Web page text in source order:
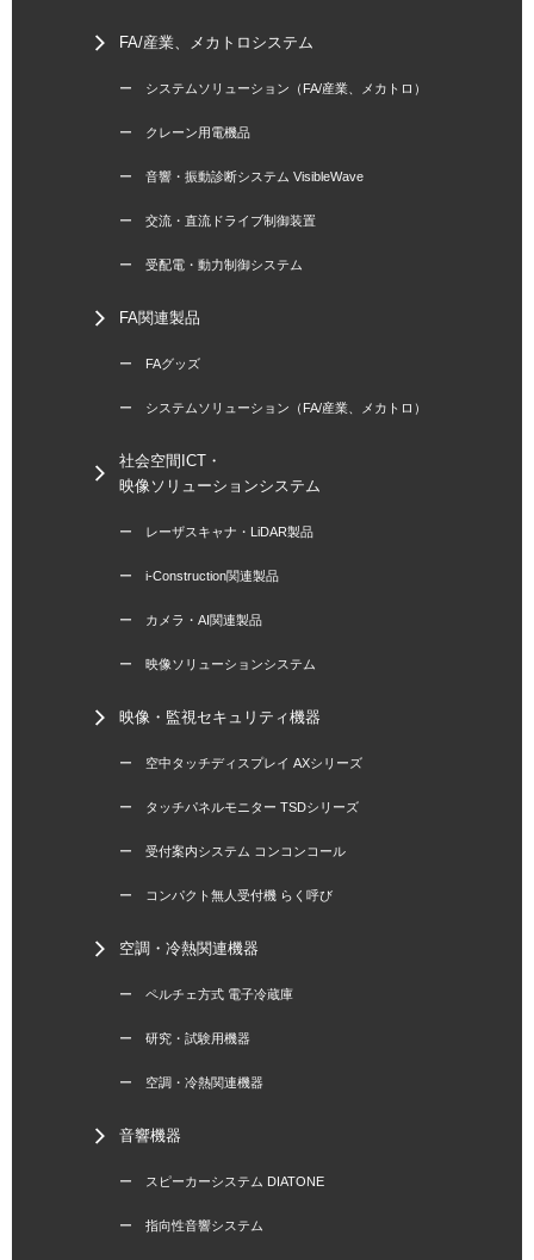
FA/産業、メカトロシステム
ー システムソリューション（FA/産業、メカトロ）
ー クレーン用電機品
ー 音響・振動診断システム VisibleWave
ー 交流・直流ドライブ制御装置
ー 受配電・動力制御システム
FA関連製品
ー FAグッズ
ー システムソリューション（FA/産業、メカトロ）
社会空間ICT・
映像ソリューションシステム
ー レーザスキャナ・LiDAR製品
ー i-Construction関連製品
ー カメラ・AI関連製品
ー 映像ソリューションシステム
映像・監視セキュリティ機器
ー 空中タッチディスプレイ AXシリーズ
ー タッチパネルモニター TSDシリーズ
ー 受付案内システム コンコンコール
ー コンパクト無人受付機 らく呼び
空調・冷熱関連機器
ー ペルチェ方式 電子冷蔵庫
ー 研究・試験用機器
ー 空調・冷熱関連機器
音響機器
ー スピーカーシステム DIATONE
ー 指向性音響システム